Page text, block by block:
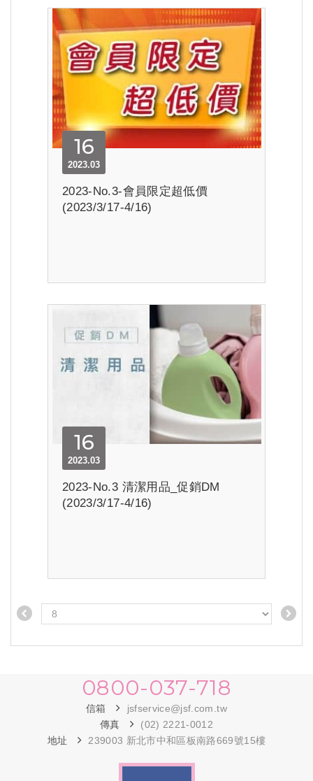
16
2023.03
2023-No.3-會員限定超低價
(2023/3/17-4/16)
16
2023.03
2023-No.3 清潔用品_促銷DM
(2023/3/17-4/16)
0800-037-718
信箱
jsfservice@jsf.com.tw
傳真
(02) 2221-0012
地址
239003 新北市中和區板南路669號15樓